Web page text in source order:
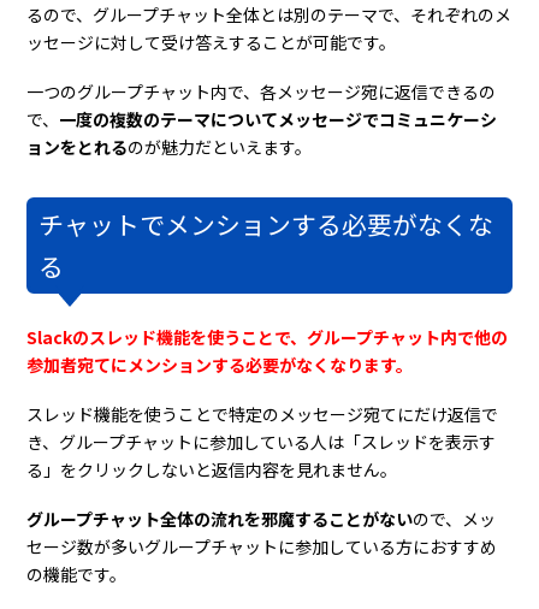
るので、グループチャット全体とは別のテーマで、それぞれのメ
ッセージに対して受け答えすることが可能です。
一つのグループチャット内で、各メッセージ宛に返信できるの
で、 一度の複数のテーマについてメッセージでコミュニケーシ
ョンをとれるのが魅力だといえます。
チャットでメンションする必要がなくな
る
Slackのスレッド機能を使うことで、グループチャット内で他の
参加者宛てにメンションする必要がなくなります。
スレッド機能を使うことで特定のメッセージ宛てにだけ返信で
き、グループチャットに参加している人は「スレッドを表示す
る」をクリックしないと返信内容を見れません。
グループチャット全体の流れを邪魔することがないので、メッ
セージ数が多いグループチャットに参加している方におすすめ
の機能です。